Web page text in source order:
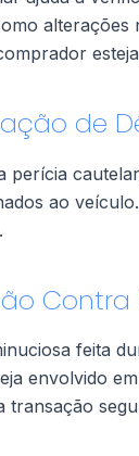
alterações
de
perícia
ao
feita
envolvido
transação